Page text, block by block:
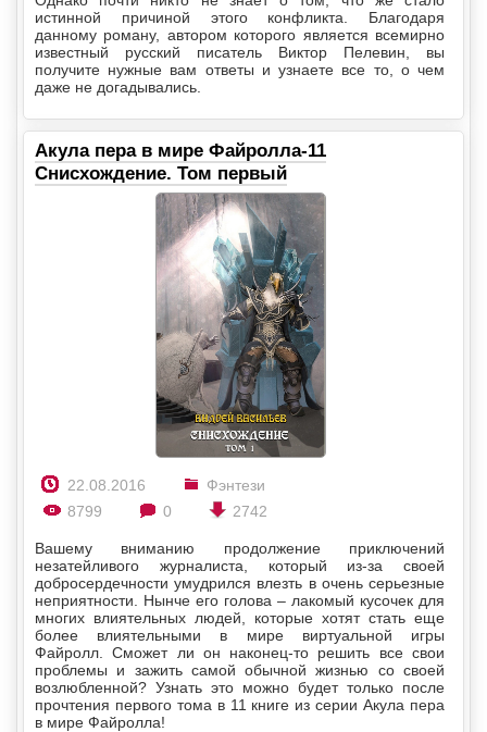
истинной причиной этого конфликта. Благодаря
данному роману, автором которого является всемирно
известный русский писатель Виктор Пелевин, вы
получите нужные вам ответы и узнаете все то, о чем
даже не догадывались.
Акула пера в мире Файролла-11
Снисхождение. Том первый
22.08.2016
Фэнтези
8799
0 2742
Вашему вниманию продолжение приключений
незатейливого журналиста, который из-за своей
добросердечности умудрился влезть в очень серьезные
неприятности. Нынче его голова – лакомый кусочек для
многих влиятельных людей, которые хотят стать еще
более влиятельными в мире виртуальной игры
Файролл. Сможет ли он наконец-то решить все свои
проблемы и зажить самой обычной жизнью со своей
возлюбленной? Узнать это можно будет только после
прочтения первого тома в 11 книге из серии Акула пера
в мире Файролла!